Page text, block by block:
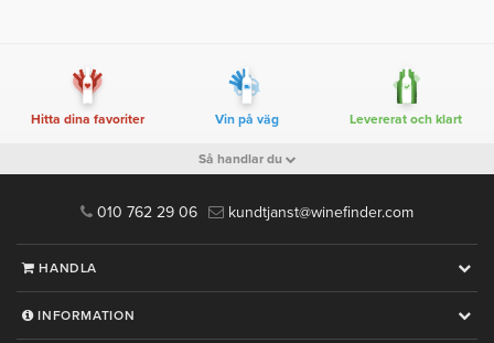
Hitta dina favoriter Vin på väg Levererat och klart
Så handlar du
010 762 29 06 kundtjanst@winefinder.com
HANDLA
INFORMATION